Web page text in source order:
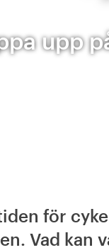
upp
för
Vad kan